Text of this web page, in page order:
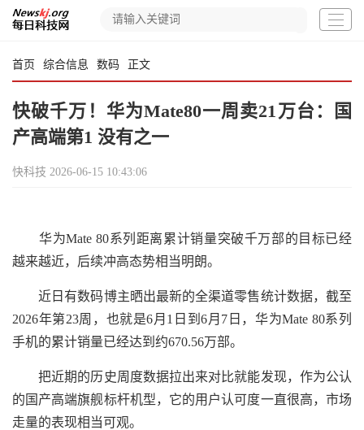
首页 综合信息 数码 正文
快破千万！华为Mate80一周卖21万台：国
产高端第1 没有之一
快科技 2026-06-15 10:43:06
华为Mate 80系列距离累计销量突破千万部的目标已经
越来越近，后续冲高态势相当明朗。
近日有数码博主晒出最新的全渠道零售统计数据，截至
2026年第23周，也就是6月1日到6月7日，华为Mate 80系列
手机的累计销量已经达到约670.56万部。
把近期的历史周度数据拉出来对比就能发现，作为公认
的国产高端旗舰标杆机型，它的用户认可度一直很高，市场
走量的表现相当可观。